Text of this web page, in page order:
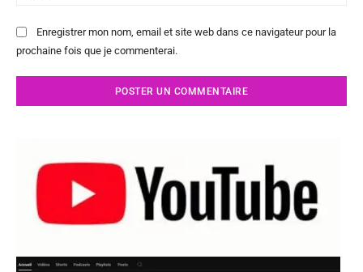
Enregistrer mon nom, email et site web dans ce navigateur pour la
prochaine fois que je commenterai.